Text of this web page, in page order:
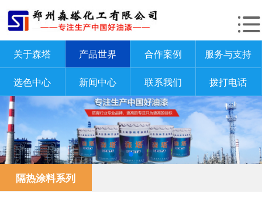
关于森塔 产品世界 合作案例 服务与支持
选色中心 新闻中心 联系我们 拨打电话
隔热涂料系列